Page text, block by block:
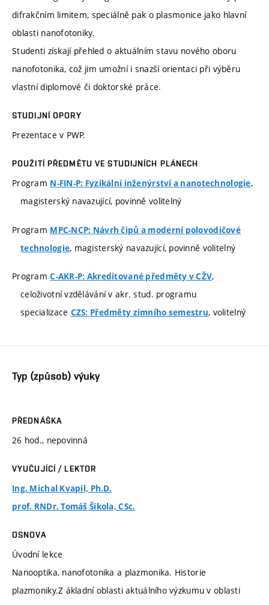
difrakčním limitem, speciálně pak o plasmonice jako hlavní
oblasti nanofotoniky.
Studenti získají přehled o aktuálním stavu nového oboru
nanofotonika, což jim umožní i snazší orientaci při výběru
vlastní diplomové či doktorské práce.
STUDIJNÍ OPORY
Prezentace v PWP.
POUŽITÍ PŘEDMĚTU VE STUDIJNÍCH PLÁNECH
Program N-FIN-P: Fyzikální inženýrství a nanotechnologie,
magisterský navazující, povinně volitelný
Program MPC-NCP: Návrh čipů a moderní polovodičové
technologie, magisterský navazující, povinně volitelný
ProgramC-AKR-P: Akreditované předměty v CŽV,
celoživotní vzdělávání v akr. stud. programu
specializace CZS: Předměty zimního semestru, volitelný
Typ (způsob) výuky
PŘEDNÁŠKA
26 hod., nepovinná
VYUČUJÍCÍ / LEKTOR
Ing. Michal Kvapil, Ph.D.
prof. RNDr. Tomáš Šikola, CSc.
OSNOVA
Úvodní lekce
Nanooptika, nanofotonika a plazmonika. Historie
plazmoniky.Z ákladní oblasti aktuálního výzkumu v oblasti